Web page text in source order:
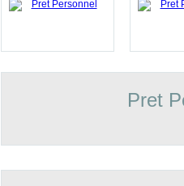
Pret